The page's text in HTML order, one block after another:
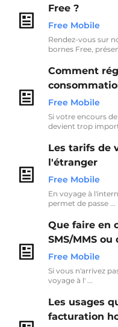
Free ?
Free Mobile
Rendez-vous sur
bornes Free,
Comment
Free Mobile
Si votre encours
devient trop
Les tarifs de
l'étranger
Free Mobile
En voyage à
permet de passe ...
Que faire en
SMS/MMS
Free Mobile
Si vous n'arrivez
voyage à l' ...
Les usages
facturation